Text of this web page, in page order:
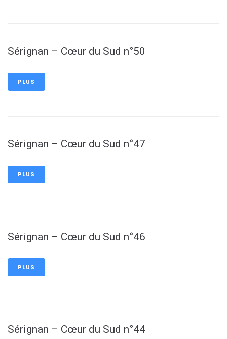
Sérignan – Cœur du Sud n°50
PLUS
Sérignan – Cœur du Sud n°47
PLUS
Sérignan – Cœur du Sud n°46
PLUS
Sérignan – Cœur du Sud n°44